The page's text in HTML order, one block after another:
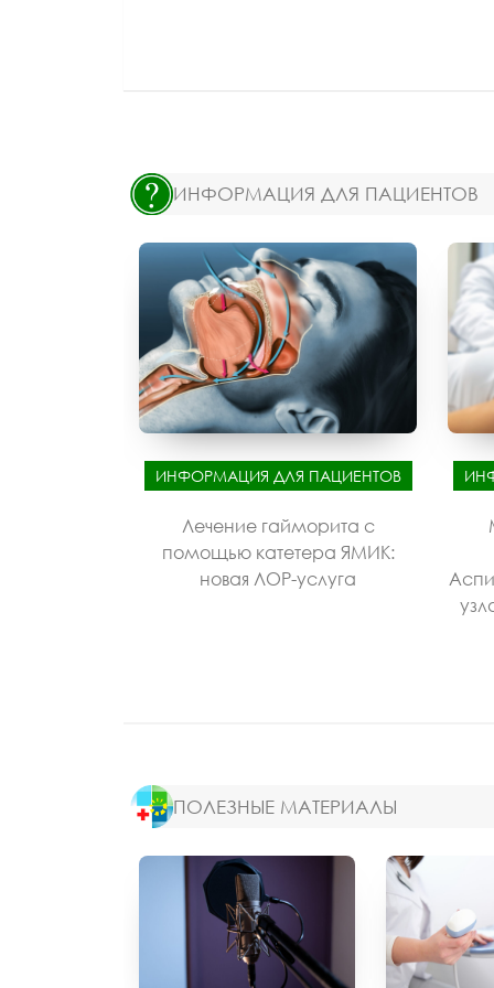
ИНФОРМАЦИЯ ДЛЯ ПАЦИЕНТОВ
ИНФОРМАЦИЯ ДЛЯ ПАЦИЕНТОВ
Лечение гайморита с
помощью катетера ЯМИК:
новая ЛОР-услуга
ПОЛЕЗНЫЕ МАТЕРИАЛЫ